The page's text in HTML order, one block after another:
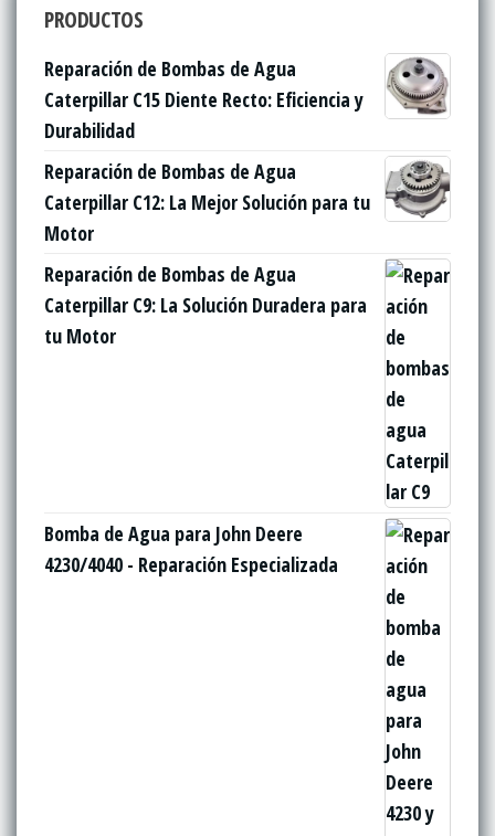
PRODUCTOS
Reparación de Bombas de Agua
Caterpillar C15 Diente Recto: Eficiencia y
Durabilidad
Reparación de Bombas de Agua
Caterpillar C12: La Mejor Solución para tu
Motor
Reparación de Bombas de Agua
Caterpillar C9: La Solución Duradera para
tu Motor
Bomba de Agua para John Deere
4230/4040 - Reparación Especializada